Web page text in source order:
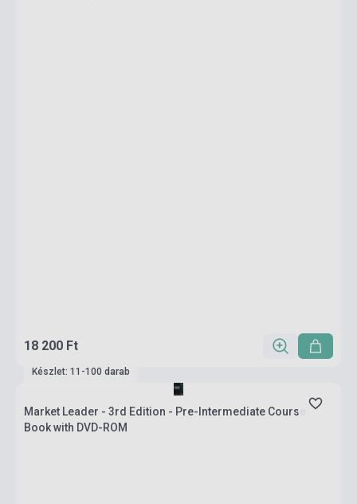
18 200 Ft
Készlet: 11-100 darab
Market Leader - 3rd Edition - Pre-Intermediate Course
Book with DVD-ROM